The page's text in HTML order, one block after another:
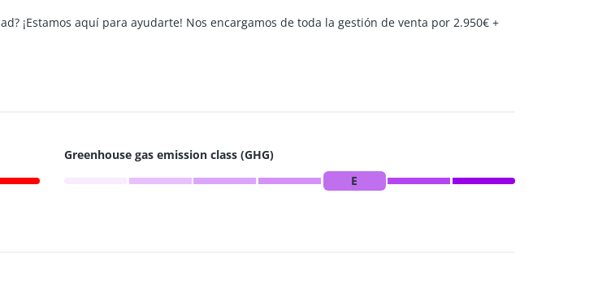
¡Estamos aquí para ayudarte! Nos encargamos de toda la gestión de venta por 2.950€ +
Greenhouse gas emission class (GHG)
E